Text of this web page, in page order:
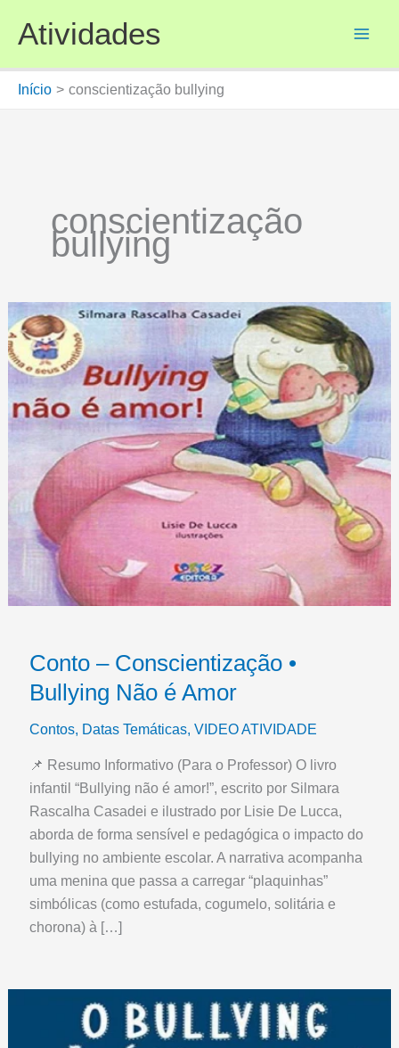
para
conteúdo
Atividades
Início conscientização bullying
conscientização
bullying
Conto – Conscientização •
Bullying Não é Amor
Contos, Datas Temáticas, VIDEO ATIVIDADE
📌 Resumo Informativo (Para o Professor) O livro
infantil “Bullying não é amor!”, escrito por Silmara
Rascalha Casadei e ilustrado por Lisie De Lucca,
aborda de forma sensível e pedagógica o impacto do
bullying no ambiente escolar. A narrativa acompanha
uma menina que passa a carregar “plaquinhas”
simbólicas (como estufada, cogumelo, solitária e
chorona) à […]